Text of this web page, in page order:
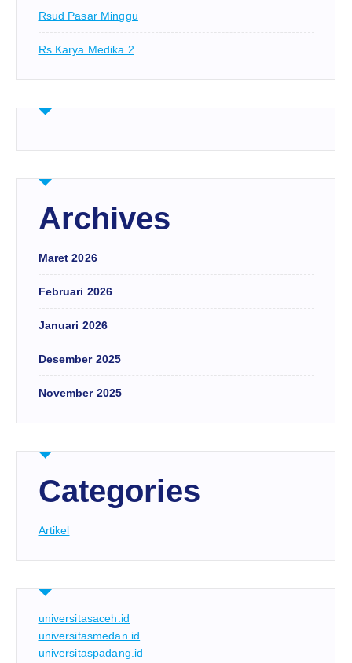
Rsud Pasar Minggu
Rs Karya Medika 2
Archives
Maret 2026
Februari 2026
Januari 2026
Desember 2025
November 2025
Categories
Artikel
universitasaceh.id
universitasmedan.id
universitaspadang.id